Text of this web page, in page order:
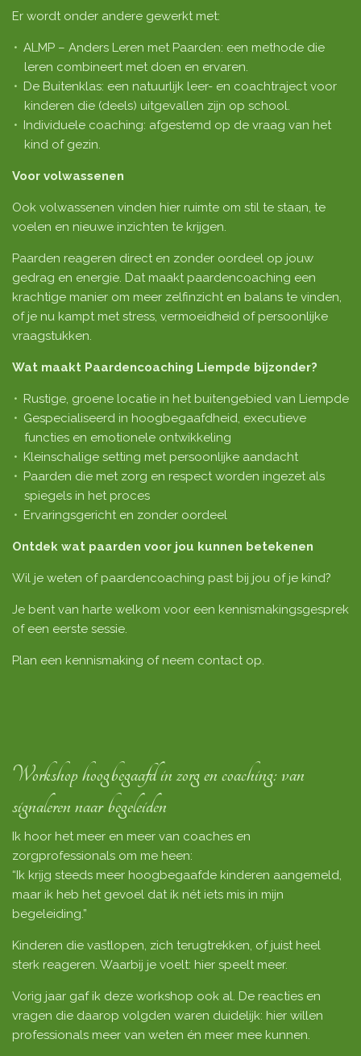
Er wordt onder andere gewerkt met:
ALMP – Anders Leren met Paarden: een methode die
leren combineert met doen en ervaren.
De Buitenklas: een natuurlijk leer- en coachtraject voor
kinderen die (deels) uitgevallen zijn op school.
Individuele coaching: afgestemd op de vraag van het
kind of gezin.
Voor volwassenen
Ook volwassenen vinden hier ruimte om stil te staan, te
voelen en nieuwe inzichten te krijgen.
Paarden reageren direct en zonder oordeel op jouw
gedrag en energie. Dat maakt paardencoaching een
krachtige manier om meer zelfinzicht en balans te vinden,
of je nu kampt met stress, vermoeidheid of persoonlijke
vraagstukken.
Wat maakt Paardencoaching Liempde bijzonder?
Rustige, groene locatie in het buitengebied van Liempde
Gespecialiseerd in hoogbegaafdheid, executieve
functies en emotionele ontwikkeling
Kleinschalige setting met persoonlijke aandacht
Paarden die met zorg en respect worden ingezet als
spiegels in het proces
Ervaringsgericht en zonder oordeel
Ontdek wat paarden voor jou kunnen betekenen
Wil je weten of paardencoaching past bij jou of je kind?
Je bent van harte welkom voor een kennismakingsgesprek
of een eerste sessie.
Plan een kennismaking of neem contact op.
Workshop hoogbegaafd in zorg en coaching: van
signaleren naar begeleiden
Ik hoor het meer en meer van coaches en
zorgprofessionals om me heen:
“Ik krijg steeds meer hoogbegaafde kinderen aangemeld,
maar ik heb het gevoel dat ik nét iets mis in mijn
begeleiding.”
Kinderen die vastlopen, zich terugtrekken, of juist heel
sterk reageren. Waarbij je voelt: hier speelt meer.
Vorig jaar gaf ik deze workshop ook al. De reacties en
vragen die daarop volgden waren duidelijk: hier willen
professionals meer van weten én meer mee kunnen.